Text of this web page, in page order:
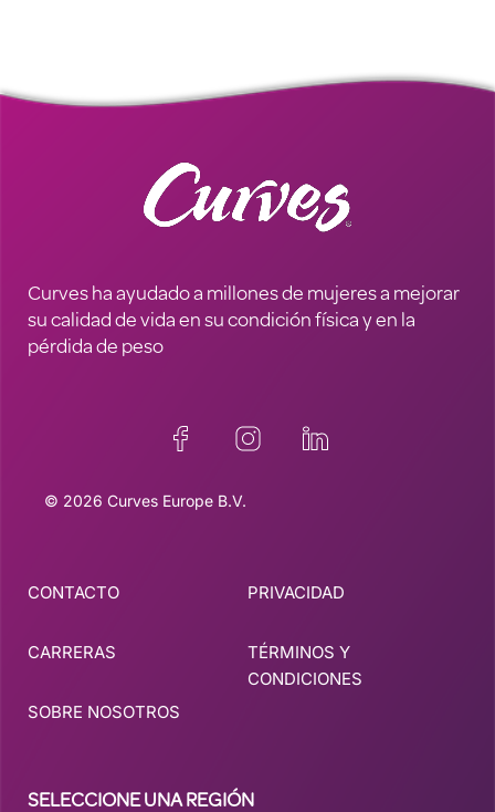
Curves ha ayudado a millones de mujeres a mejorar
su calidad de vida en su condición física y en la
pérdida de peso
© 2026 Curves Europe B.V.
CONTACTO
CARRERAS
SOBRE NOSOTROS
PRIVACIDAD
TÉRMINOS Y
CONDICIONES
SELECCIONE UNA REGIÓN